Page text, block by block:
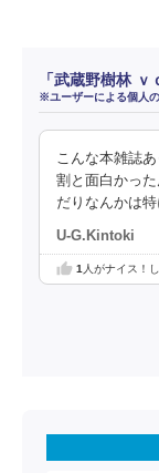
「武蔵野樹林
※ユーザーによる個人
こんな本雑誌
割と面白かっ
だりなんかは特
U-G.Kintoki
1 人がナイス！